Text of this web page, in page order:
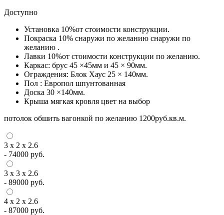
Доступно
Установка 10%от стоимости конструкции.
Покраска 10% снаружи по желанию снаружи по
желанию .
Лавки 10%от стоимости конструкции по желанию.
Каркас: брус 45 ×45мм и 45 × 90мм.
Ограждения: Блок Хаус 25 × 140мм.
Пол : Европол шпунтованная
Доска 30 ×140мм.
Крыша мягкая кровля цвет на выбор
потолок обшить вагонкой по желанию 1200руб.кв.м.
3 х 2 х 2.6
- 74000 руб.
3 х 3 х 2.6
- 89000 руб.
4 х 2 х 2.6
- 87000 руб.